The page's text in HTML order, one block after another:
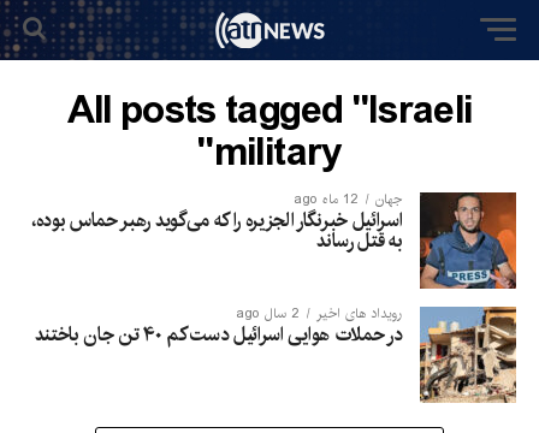
All posts tagged "Israeli
military"
جهان 12 ماه ago
اسرائیل خبرنگار الجزیره را که می‌گوید رهبر حماس بوده،
به قتل رساند
رویداد های اخیر 2 سال ago
در حملات هوایی اسرائیل دست کم ۴۰ تن جان باختند